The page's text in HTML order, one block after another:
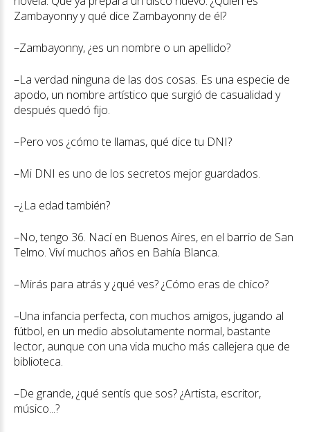
Zambayonny y qué dice Zambayonny de él?
–Zambayonny, ¿es un nombre o un apellido?
–La verdad ninguna de las dos cosas. Es una especie de
apodo, un nombre artístico que surgió de casualidad y
después quedó fijo.
–Pero vos ¿cómo te llamas, qué dice tu DNI?
–Mi DNI es uno de los secretos mejor guardados.
–¿La edad también?
–No, tengo 36. Nací en Buenos Aires, en el barrio de San
Telmo. Viví muchos años en Bahía Blanca.
–Mirás para atrás y ¿qué ves? ¿Cómo eras de chico?
–Una infancia perfecta, con muchos amigos, jugando al
fútbol, en un medio absolutamente normal, bastante
lector, aunque con una vida mucho más callejera que de
biblioteca.
–De grande, ¿qué sentís que sos? ¿Artista, escritor,
músico...?